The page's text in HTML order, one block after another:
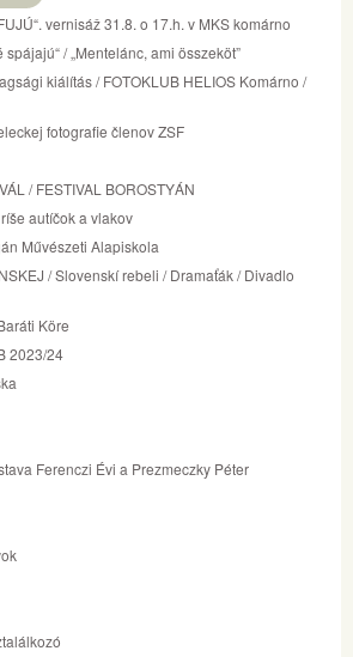
vernisáž 31.8. o 17.h. v MKS komárno
spájajú“ / „Mentelánc, ami összeköt”
kiálítás / FOTOKLUB HELIOS Komárno /
fotografie členov ZSF
/ FESTIVAL BOROSTYÁN
autíčok a vlakov
Művészeti Alapiskola
/ Slovenskí rebeli / Dramaťák / Divadlo
Köre
2023/24
Ferenczi Évi a Prezmeczky Péter